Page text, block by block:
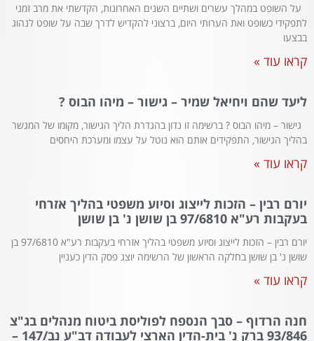
על השופט במהלך עשרים ושתיים השנים האחרונות, הקדשתי את מרב זמני
לתפקידי כשופט ואת הערותי היום, ברצוני להקדיש לדרך שבה על שופט לנהוג
בבצעו
קראו עוד »
ליעד שהם ויחיאל שמיר – גישור – מיהו הבוס ?
גישור – מיהו הבוס ? ברשימה זו נדון בהגדרת הליך הגישור, מקומו של המגשר
בהליך הגישור, התפקידים אותם הוא נוטל על עצמו ומערכת היחסים
קראו עוד »
יורם רבין – הזכות לייצוג וסיוע משפטי בהליך אזרחי
בעקבות רע"א 97/6810 בן שושן נ' בן שושן
יורם רבין – הזכות לייצוג וסיוע משפטי בהליך אזרחי בעקבות רע"א 97/6810 בן
שושן נ' בן שושן בחלקה הראשון של הרשימה יוצג פסק הדין כעניין
קראו עוד »
חנה הרדוף – סבך הנספח לפוליסת ביטוח מנהלים בג"צ
93/846 ברק נ' בית-הדין הארצי לעבודה דב"ע נב/147 –